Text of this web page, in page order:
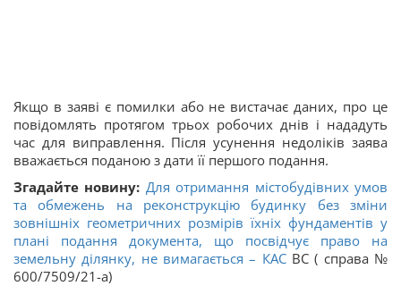
Якщо в заяві є помилки або не вистачає даних, про це
повідомлять протягом трьох робочих днів і нададуть
час для виправлення. Після усунення недоліків заява
вважається поданою з дати її першого подання.
Згадайте новину: Для отримання містобудівних умов
та обмежень на реконструкцію будинку без зміни
зовнішніх геометричних розмірів їхніх фундаментів у
плані подання документа, що посвідчує право на
земельну ділянку, не вимагається – КАСВС ( справа №
600/7509/21-а)